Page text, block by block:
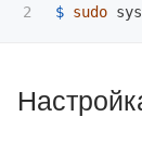
$ sudo